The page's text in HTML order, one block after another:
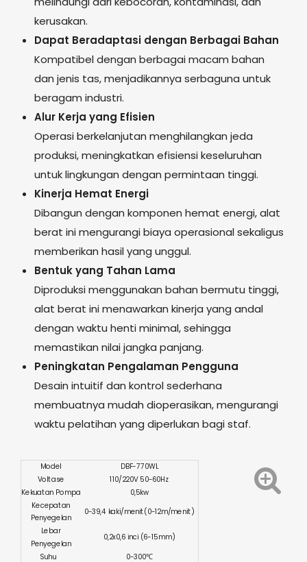
kerusakan.
Dapat Beradaptasi dengan Berbagai Bahan
Kompatibel dengan berbagai macam bahan
dan jenis tas, menjadikannya serbaguna untuk
beragam industri.
Alur Kerja yang Efisien
Operasi berkelanjutan menghilangkan jeda
produksi, meningkatkan efisiensi keseluruhan
untuk lingkungan dengan permintaan tinggi.
Kinerja Hemat Energi
Dibangun dengan komponen hemat energi, alat
berat ini mengurangi biaya operasional sekaligus
memberikan hasil yang unggul.
Bentuk yang Tahan Lama
Diproduksi menggunakan bahan bermutu tinggi,
alat berat ini menawarkan kinerja yang andal
dengan waktu henti minimal, sehingga
memastikan nilai jangka panjang.
Peningkatan Pengalaman Pengguna
Desain intuitif dan kontrol sederhana
membuatnya mudah dioperasikan, mengurangi
waktu pelatihan yang diperlukan bagi staf.
Model
DBF-770WL
Voltase
110/220V 50-60Hz
Kekuatan Pompa
0,5kw
Kecepatan
Penyegelan
0-39,4 kaki/menit(0-12m/menit)
Lebar
Penyegelan
0,2x0,6 inci (6-15mm)
Suhu
0-300℃